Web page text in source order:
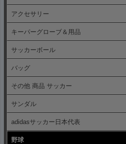
アクセサリー
キーパーグローブ＆用品
サッカーボール
バッグ
その他 商品 サッカー
サンダル
adidasサッカー日本代表
野球